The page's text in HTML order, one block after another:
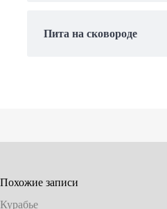
Пита на сковороде
Похожие записи
Курабье